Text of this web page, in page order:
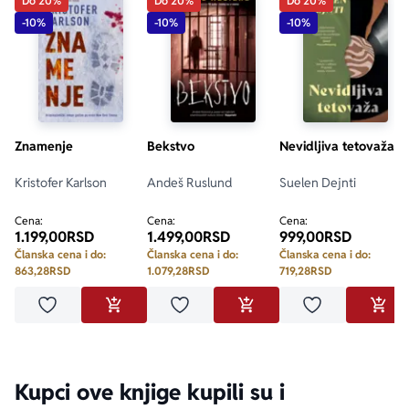
-10%
Znamenje
Kristofer Karlson
Cena:
1.199,00RSD
Članska cena i do:
863,28RSD
Dodaj u omiljeneDODAJ U KORPU
-10%
Bekstvo
Andeš Ruslund
Cena:
1.499,00RSD
Članska cena i do:
1.079,28RSD
Dodaj u omiljeneDODAJ U KORPU
-10%
Nevidljiva tetovaža
Suelen Dejnti
Cena:
999,00RSD
Članska cena i do:
719,28RSD
Dodaj u
Kupci ove knjige kupili su i